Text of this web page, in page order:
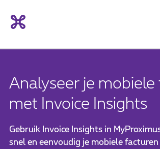
Analyseer je mobiele
met Invoice Insights
Gebruik Invoice Insights in
snel en eenvoudig je mobiele